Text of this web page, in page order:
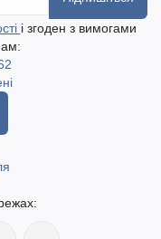
і згоден з вимогами